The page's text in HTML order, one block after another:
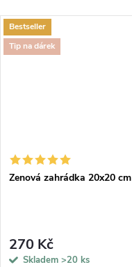
Bestseller
Tip na dárek
Zenová zahrádka 20x20 cm
270 Kč
Skladem >20 ks